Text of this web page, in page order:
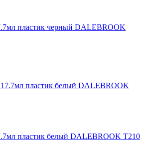
пластик черный DALEBROOK
пластик белый DALEBROOK T210